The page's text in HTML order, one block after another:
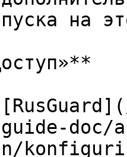
на
doc/